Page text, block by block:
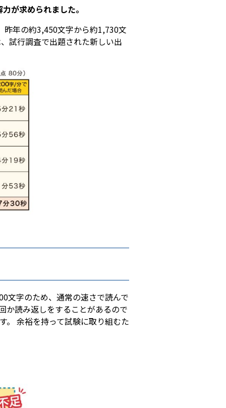
が求められました。
年の約3,450文字から約1,730文
試行調査で出題された新しい出
文字のため、通常の速さで読んで
か読み返しをすることがあるので
。 余裕を持って試験に取り組むた